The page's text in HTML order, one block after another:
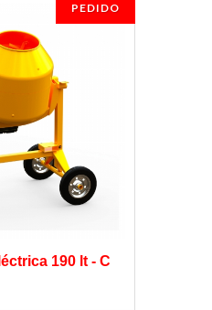
PEDIDO
190 lt - C